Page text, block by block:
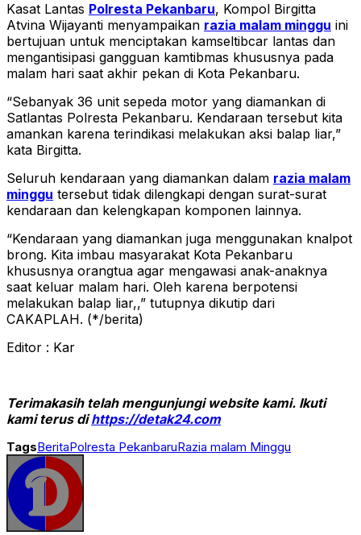
Kasat Lantas Polresta Pekanbaru, Kompol Birgitta
Atvina Wijayanti menyampaikan razia malam minggu ini
bertujuan untuk menciptakan kamseltibcar lantas dan
mengantisipasi gangguan kamtibmas khususnya pada
malam hari saat akhir pekan di Kota Pekanbaru.
“Sebanyak 36 unit sepeda motor yang diamankan di
Satlantas Polresta Pekanbaru. Kendaraan tersebut kita
amankan karena terindikasi melakukan aksi balap liar,”
kata Birgitta.
Seluruh kendaraan yang diamankan dalam razia malam
minggu tersebut tidak dilengkapi dengan surat-surat
kendaraan dan kelengkapan komponen lainnya.
“Kendaraan yang diamankan juga menggunakan knalpot
brong. Kita imbau masyarakat Kota Pekanbaru
khususnya orangtua agar mengawasi anak-anaknya
saat keluar malam hari. Oleh karena berpotensi
melakukan balap liar,,” tutupnya dikutip dari
CAKAPLAH. (*/berita)
Editor : Kar
Terimakasih telah mengunjungi website kami. Ikuti
kami terus dihttps://detak24.com
TagsBeritaPolresta PekanbaruRazia malam Minggu